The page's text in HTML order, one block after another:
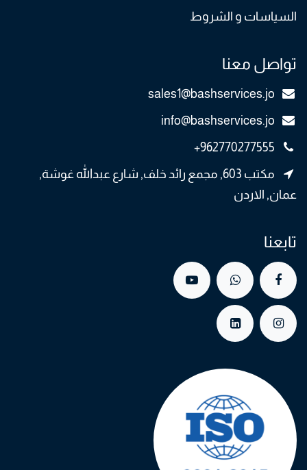
السياسات و الشروط
تواصل معنا
sales1@bashservices.jo
info@bashservices.jo
+962770277555
مكتب 603, مجمع رائد خلف, شارع عبدالله غوشة,
عمان, الاردن
تابعنا